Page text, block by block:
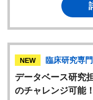
NEW 臨床研究専
データベース研
のチャレンジ可能！